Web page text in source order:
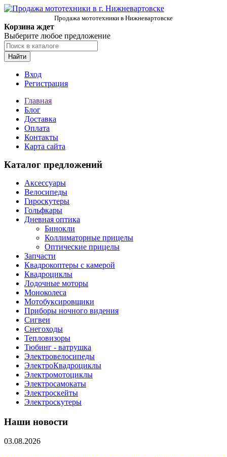
Продажа мототехники в Нижневартовске
Корзина ждет
Выберите любое предложение
Найти
Вход
Регистрация
Главная
Блог
Доставка
Оплата
Контакты
Карта сайта
Каталог предложений
Аксессуары
Велосипеды
Гироскутеры
Гольфкары
Дневная оптика
Бинокли
Коллиматорные прицелы
Оптические прицелы
Запчасти
Квадрокоптеры с камерой
Квадроциклы
Лодочные моторы
Моноколеса
Мотобуксировщики
Приборы ночного видения
Сигвеи
Снегоходы
Тепловизоры
Тюбинг - ватрушка
Электровелосипеды
ЭлектроКвадроциклы
Электромотоциклы
Электросамокаты
Электроскейты
Электроскутеры
Наши новости
03.08.2026